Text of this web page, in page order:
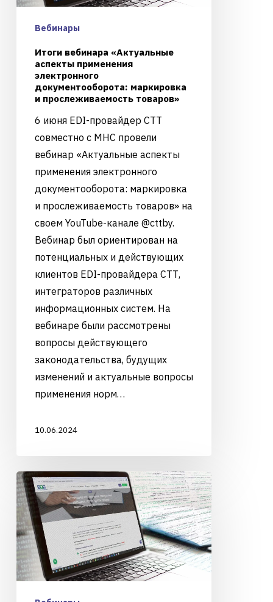
Вебинары
Итоги вебинара «Актуальные
аспекты применения
электронного
документооборота: маркировка
и прослеживаемость товаров»
6 июня EDI-провайдер СТТ
совместно с МНС провели
вебинар «Актуальные аспекты
применения электронного
документооборота: маркировка
и прослеживаемость товаров» на
своем YouTube-канале @cttby.
Вебинар был ориентирован на
потенциальных и действующих
клиентов EDI-провайдера СТТ,
интеграторов различных
информационных систем. На
вебинаре были рассмотрены
вопросы действующего
законодательства, будущих
изменений и актуальные вопросы
применения норм…
10.06.2024